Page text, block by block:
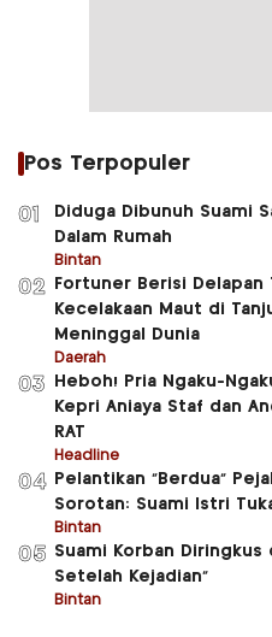
Pos Terpopuler
01
Diduga Dibunuh Suami
Dalam Rumah
Bintan
02
Fortuner Berisi Delapan
Kecelakaan Maut di
Meninggal Dunia
Daerah
03
Heboh! Pria Ngaku-
Kepri Aniaya Staf dan
RAT
Headline
04
Pelantikan “Berdua”
Sorotan: Suami Istri
Bintan
05 Suami Korban Diringkus
Setelah Kejadian”
Bintan